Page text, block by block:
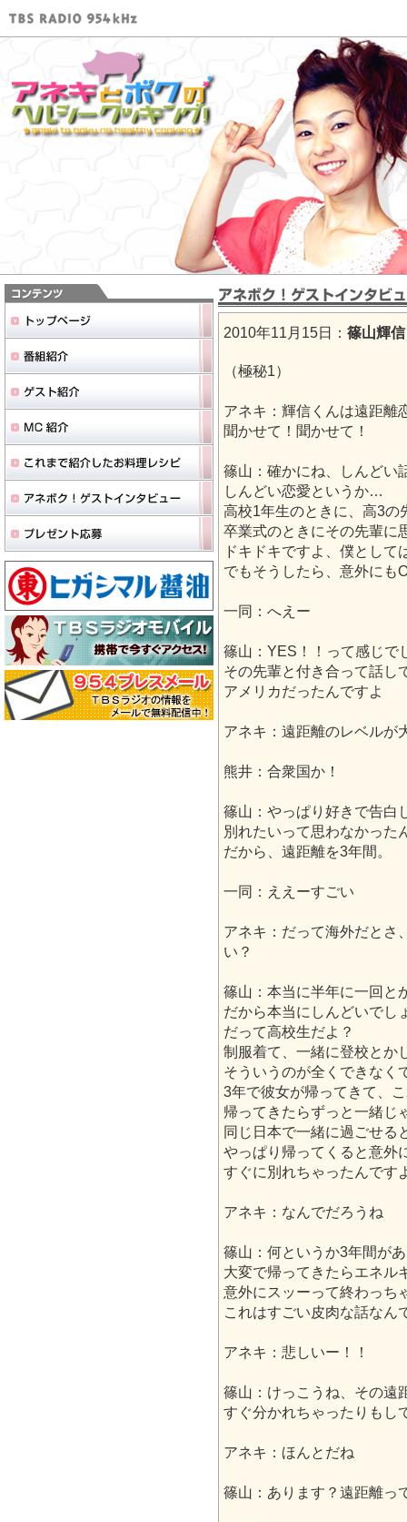
2010年11月15日： 篠山輝
（極秘1）
アネキ：輝信くんは遠距離
聞かせて！聞かせて！
篠山：確かにね、しんどい
しんどい恋愛というか…
高校1年生のときに、高3の
卒業式のときにその先輩に
ドキドキですよ、僕として
でもそうしたら、意外にも
一同：へえー
篠山：YES！！って感じで
その先輩と付き合って話し
アメリカだったんですよ
アネキ：遠距離のレベルが
熊井：合衆国か！
篠山：やっぱり好きで告白
別れたいって思わなかった
だから、遠距離を3年間。
一同：ええーすごい
アネキ：だって海外だとさ
い？
篠山：本当に半年に一回と
だから本当にしんどいでし
だって高校生だよ？
制服着て、一緒に登校とか
そういうのが全くできなく
3年で彼女が帰ってきて、
帰ってきたらずっと一緒じ
同じ日本で一緒に過ごせる
やっぱり帰ってくると意外
すぐに別れちゃったんです
アネキ：なんでだろうね
篠山：何というか3年間が
大変で帰ってきたらエネル
意外にスッーって終わっち
これはすごい皮肉な話なん
アネキ：悲しいー！！
篠山：けっこうね、その遠
すぐ分かれちゃったりもし
アネキ：ほんとだね
篠山：あります？遠距離っ